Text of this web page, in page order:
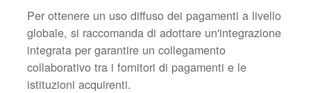
Per ottenere un uso diffuso dei pagamenti a livello
globale, si raccomanda di adottare un'integrazione
integrata per garantire un collegamento
collaborativo tra i fornitori di pagamenti e le
istituzioni acquirenti.